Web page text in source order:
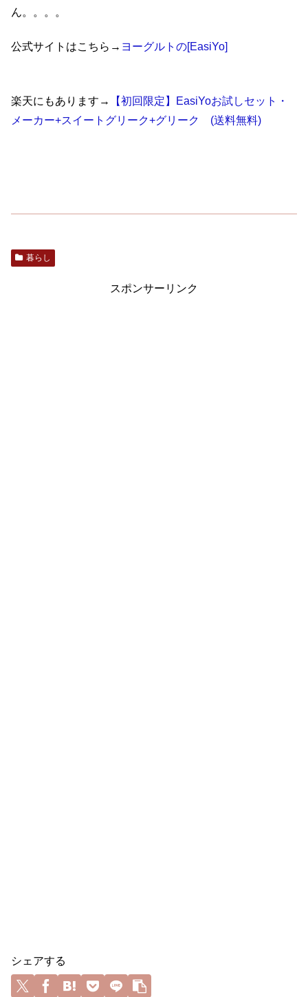
ん。。。。
公式サイトはこちら→ ヨーグルトの[EasiYo]
楽天にもあります→
【初回限定】EasiYoお試しセット・
メーカー+スイートグリーク+グリーク (送料無料)
暮らし
スポンサーリンク
シェアする